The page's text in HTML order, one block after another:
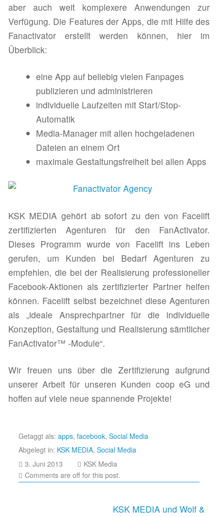
aber auch weit komplexere Anwendungen zur
Verfügung. Die Features der Apps, die mit Hilfe des
Fanactivator erstellt werden können, hier im
Überblick:
eine App auf beliebig vielen Fanpages
publizieren und administrieren
individuelle Laufzeiten mit Start/Stop-
Automatik
Media-Manager mit allen hochgeladenen
Dateien an einem Ort
maximale Gestaltungsfreiheit bei allen Apps
KSK MEDIA gehört ab sofort zu den von Facelift
zertifizierten Agenturen für den FanActivator.
Dieses Programm wurde von Facelift ins Leben
gerufen, um Kunden bei Bedarf Agenturen zu
empfehlen, die bei der Realisierung professioneller
Facebook-Aktionen als zertifizierter Partner helfen
können. Facelift selbst bezeichnet diese Agenturen
als „ideale Ansprechpartner für die individuelle
Konzeption, Gestaltung und Realisierung sämtlicher
FanActivator™ -Module“.
Wir freuen uns über die Zertifizierung aufgrund
unserer Arbeit für unseren Kunden coop eG und
hoffen auf viele neue spannende Projekte!
Getaggt als: apps, facebook, Social Media
Abgelegt in: KSK MEDIA, Social Media
3. Juni 201325.
Februar
KSK Media
Comments are off for this post.
BeitragsnavigationKSK MEDIA und Wolf &